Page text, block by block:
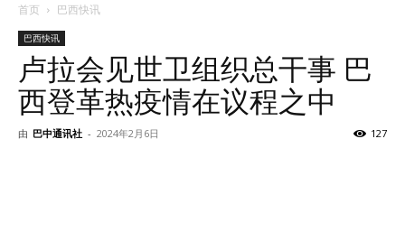
首页 巴西快讯
巴西快讯
卢拉会见世卫组织总干事 巴
西登革热疫情在议程之中
由 巴中通讯社 - 2024年2月6日 127